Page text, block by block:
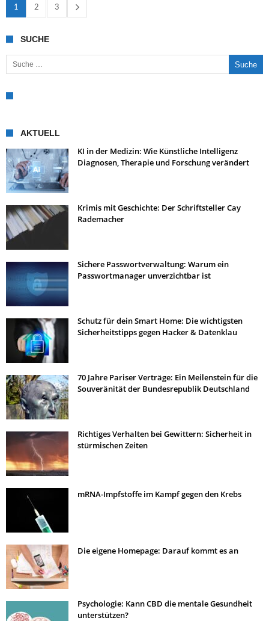
1 2 3
SUCHE
Suche nach:
AKTUELL
KI in der Medizin: Wie Künstliche Intelligenz
Diagnosen, Therapie und Forschung verändert
Krimis mit Geschichte: Der Schriftsteller Cay
Rademacher
Sichere Passwortverwaltung: Warum ein
Passwortmanager unverzichtbar ist
Schutz für dein Smart Home: Die wichtigsten
Sicherheitstipps gegen Hacker & Datenklau
70 Jahre Pariser Verträge: Ein Meilenstein für die
Souveränität der Bundesrepublik Deutschland
Richtiges Verhalten bei Gewittern: Sicherheit in
stürmischen Zeiten
mRNA-Impfstoffe im Kampf gegen den Krebs
Die eigene Homepage: Darauf kommt es an
Psychologie: Kann CBD die mentale Gesundheit
unterstützen?